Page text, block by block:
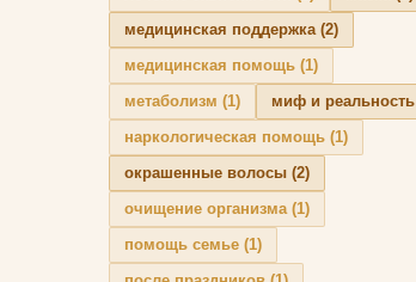
медицинская поддержка(2)
медицинская помощь (1)
метаболизм (1) миф и реальность
наркологическая помощь (1)
окрашенные волосы (2)
очищение организма(1)
помощь семье (1)